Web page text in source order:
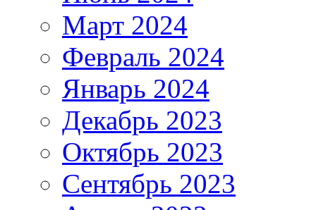
Март 2024
Февраль 2024
Январь 2024
Декабрь 2023
Октябрь 2023
Сентябрь 2023